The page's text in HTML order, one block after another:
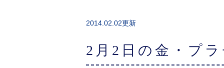
2014.02.02更新
2月2日の金・プ